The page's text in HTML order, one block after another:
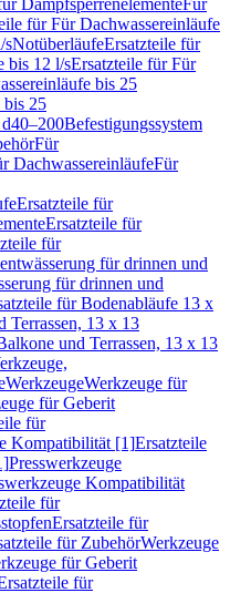
DampfsperrenelementeFür
für Für Dachwassereinläufe
sNotüberläufeErsatzteile für
bis 12 l/sErsatzteile für Für
bis 25
bis 25
Befestigungssystem
Für
DachwassereinläufeFür
Ersatzteile für
Ersatzteile für
für
für drinnen und
für drinnen und
für Bodenabläufe 13 x
Terrassen, 13 x 13
und Terrassen, 13 x 13
WerkzeugeWerkzeuge für
für Geberit
für
Kompatibilität [1]Ersatzteile
Presswerkzeuge
Kompatibilität
für
Ersatzteile für
für ZubehörWerkzeuge
für Geberit
für